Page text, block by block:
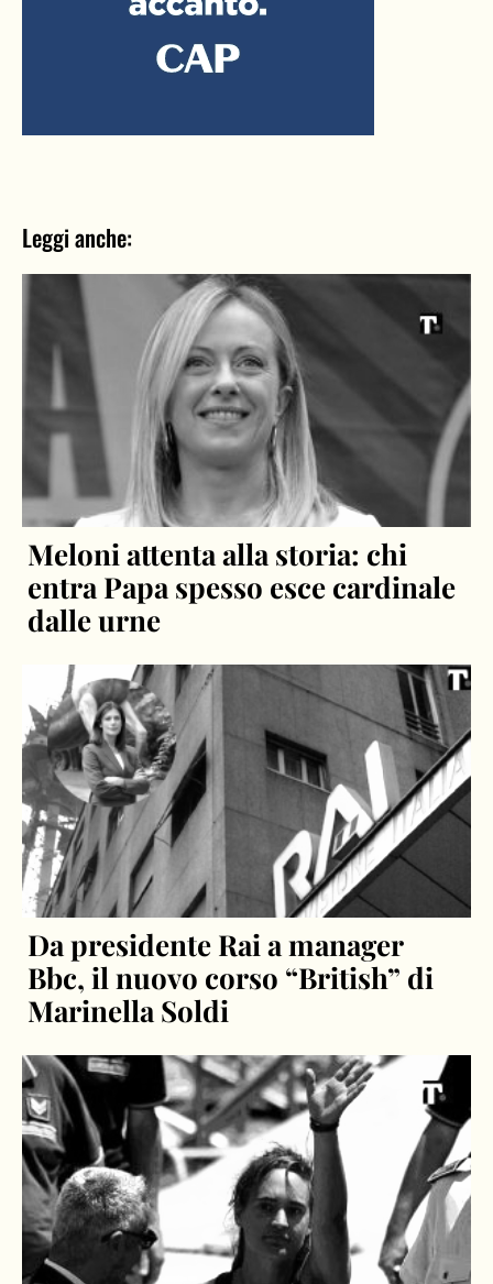
Leggi anche:
Meloni attenta alla storia: chi
entra Papa spesso esce cardinale
dalle urne
Da presidente Rai a manager
Bbc, il nuovo corso “British” di
Marinella Soldi